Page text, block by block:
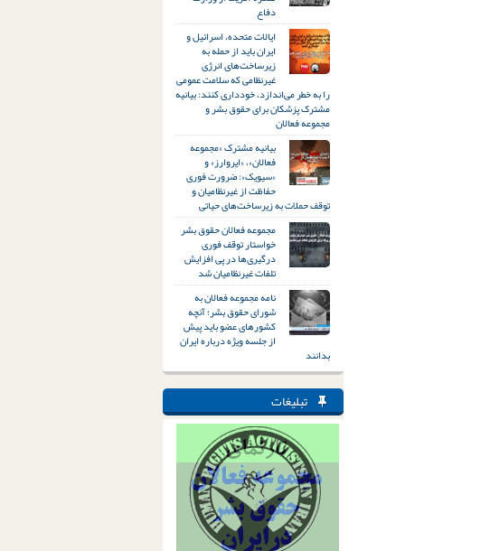
دفاع
ایالات متحده، اسرائیل و
ایران باید از حمله به
زیرساخت‌های انرژی
غیرنظامی که سلامت عمومی
را به خطر می‌اندازد، خودداری کنند: بیانیه
مشترک پزشکان برای حقوق بشر و
مجموعه فعالان
بیانیه مشترک «مجموعه
فعالان»، «ایروارز» و
«سیویک»: ضرورت فوری
حفاظت از غیرنظامیان و
توقف حملات به زیرساخت‌های حیاتی
مجموعه فعالان حقوق بشر
خواستار توقف فوری
درگیری‌ها در پی افزایش
تلفات غیرنظامیان شد
نامه مجموعه فعالان به
شورای حقوق بشر؛ آنچه
کشورهای عضو باید پیش
از جلسه ویژه درباره ایران
بدانند
تبلیغات